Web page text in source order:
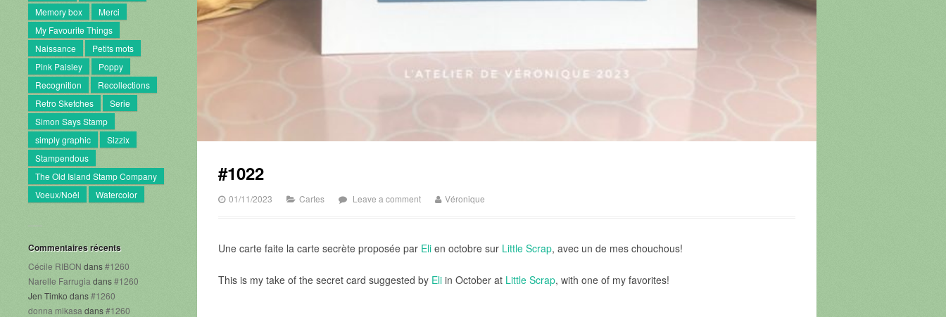
Memory box
Merci
My Favourite Things
Naissance
Petits mots
Pink Paisley
Poppy
Recognition
Recollections
Retro Sketches
Serie
Simon Says Stamp
simply graphic
Sizzix
Stampendous
The Old Island Stamp Company
Voeux/Noël
Watercolor
Commentaires récents
Cécile RIBON dans#1260
Narelle Farrugia dans#1260
Jen Timko dans#1260
donna mikasa dans#1260
#1022
01/11/2023 Cartes Leave a comment Véronique
Une carte faite la carte secrète proposée par Eli en octobre sur Little Scrap, avec un de mes chouchous!
This is my take of the secret card suggested by Eli in October at Little Scrap, with one of my favorites!